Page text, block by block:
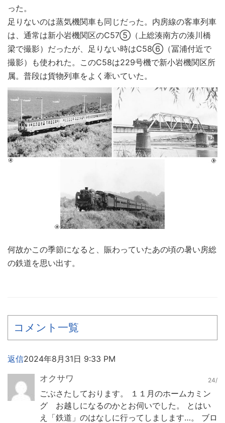
った。
足りないのは蒸気機関車も同じだった。内房線の客車列車
は、通常は新小岩機関区のC57⑤（上総湊南方の湊川橋
梁で撮影）だったが、足りない時はC58⑥（冨浦付近で
撮影）も使われた。このC58は229号機で新小岩機関区所
属。普段は貨物列車をよく牽いていた。
何故かこの季節になると、賑わっていたあの頃の暑い房総
の鉄道を思い出す。
コメント一覧
返信2024年8月31日 9:33 PM
オクサワ
24/
ごぶさたしております。 １１月のホームカミン
グ お越しになるのかとお伺いでした。 とはい
え「鉄道」のはなしに行ってしまします…。 ブロ